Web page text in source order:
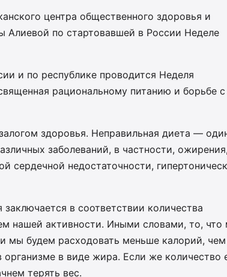
центра общественного здоровья и
Алиевой по стартовавшей в России Неделе
и по республике проводится Неделя
рациональному питанию и борьбе с
здоровья. Неправильная диета —
заболеваний, в частности, ожирения,
сердечной недостаточности,
в соответствии количества
нашей активности. Иными словами, то, что
мы будем расходовать меньше калорий, чем
организме в виде жира. Если же количество
терять вес.